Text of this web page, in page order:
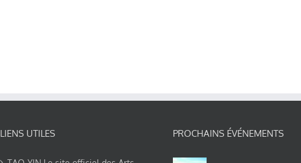
LIENS UTILES PROCHAINS ÉVÉNEMENTS